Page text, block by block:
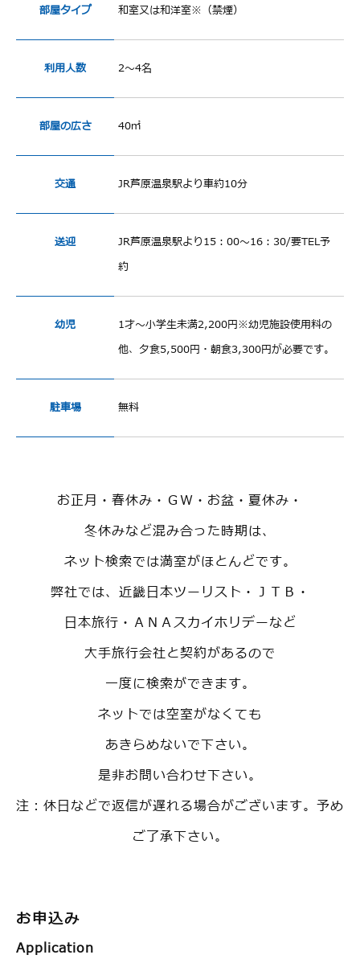
部屋タイプ 和室又は和洋室※（禁煙）
利用人数 2～4名
部屋の広さ 40㎡
交通 JR芦原温泉駅より車約10分
送迎
JR芦原温泉駅より15：00～16：30/要TEL予
約
幼児
1才～小学生未満2,200円※幼児施設使用料の
他、夕食5,500円・朝食3,300円が必要です。
駐車場 無料
お正月・春休み・ＧＷ・お盆・夏休み・
冬休みなど混み合った時期は、
ネット検索では満室がほとんどです。
弊社では、近畿日本ツーリスト・ＪＴＢ・
日本旅行・ＡＮＡスカイホリデーなど
大手旅行会社と契約があるので
一度に検索ができます。
ネットでは空室がなくても
あきらめないで下さい。
是非お問い合わせ下さい。
注：休日などで返信が遅れる場合がございます。予め
ご了承下さい。
お申込み
Application